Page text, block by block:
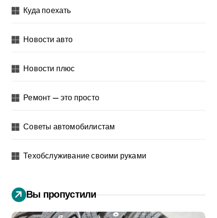
Куда поехать
Новости авто
Новости плюс
Ремонт — это просто
Советы автомобилистам
Техобслуживание своими руками
Вы пропустили